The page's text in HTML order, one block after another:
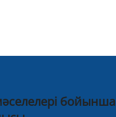
бойынша